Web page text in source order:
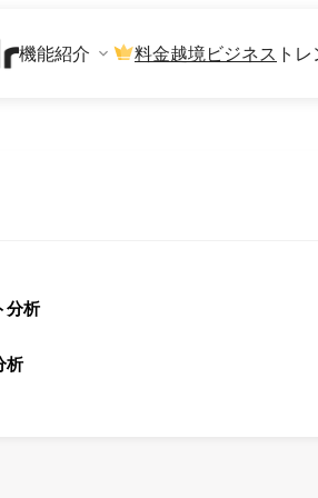
機能紹介 料金越境ビジネス ト
分析
析